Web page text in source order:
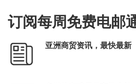
订阅每周免费电邮
亚洲商贸资讯，最快最新